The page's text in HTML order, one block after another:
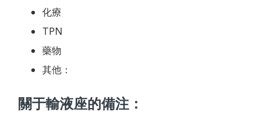
化療
TPN
藥物
其他：
關于輸液座的備注：